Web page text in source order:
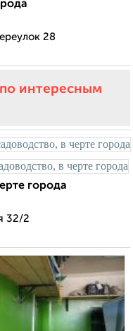
28
интересным
города
32/2